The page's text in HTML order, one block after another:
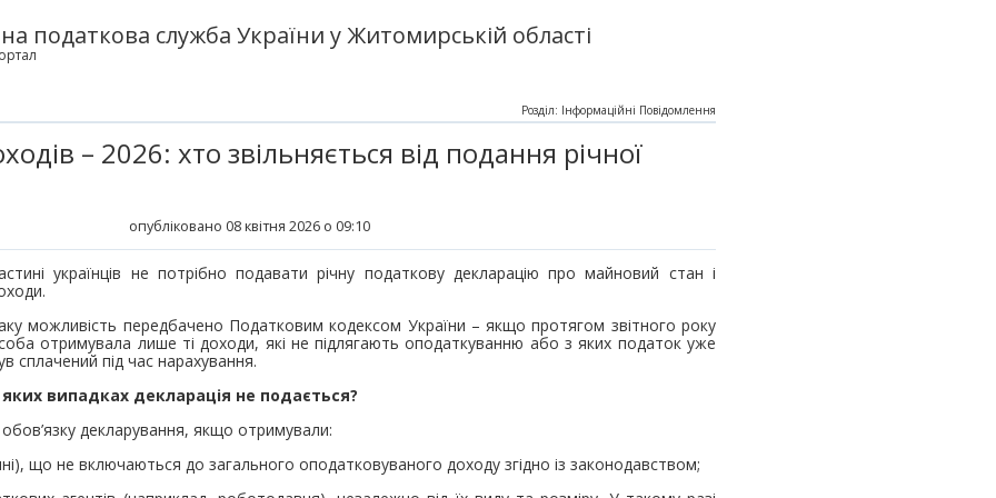
податкова служба України у Житомирській області
– 2026: хто звільняється від подання річної
опубліковано 08 квітня 2026 о 09:10
Розділ: Інформаційні Повідомлення
українців не потрібно подавати річну податкову декларацію про майновий стан і
можливість передбачено Податковим кодексом України – якщо протягом звітного року
отримувала лише ті доходи, які не підлягають оподаткуванню або з яких податок уже
сплачений під час нарахування.
випадках декларація не подається?
декларування, якщо отримували:
що не включаються до загального оподатковуваного доходу згідно із законодавством;